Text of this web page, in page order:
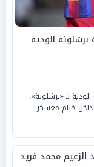
الودية
لـ «برشلونة»،
ختام معسكر
الزعيم محمد فريد